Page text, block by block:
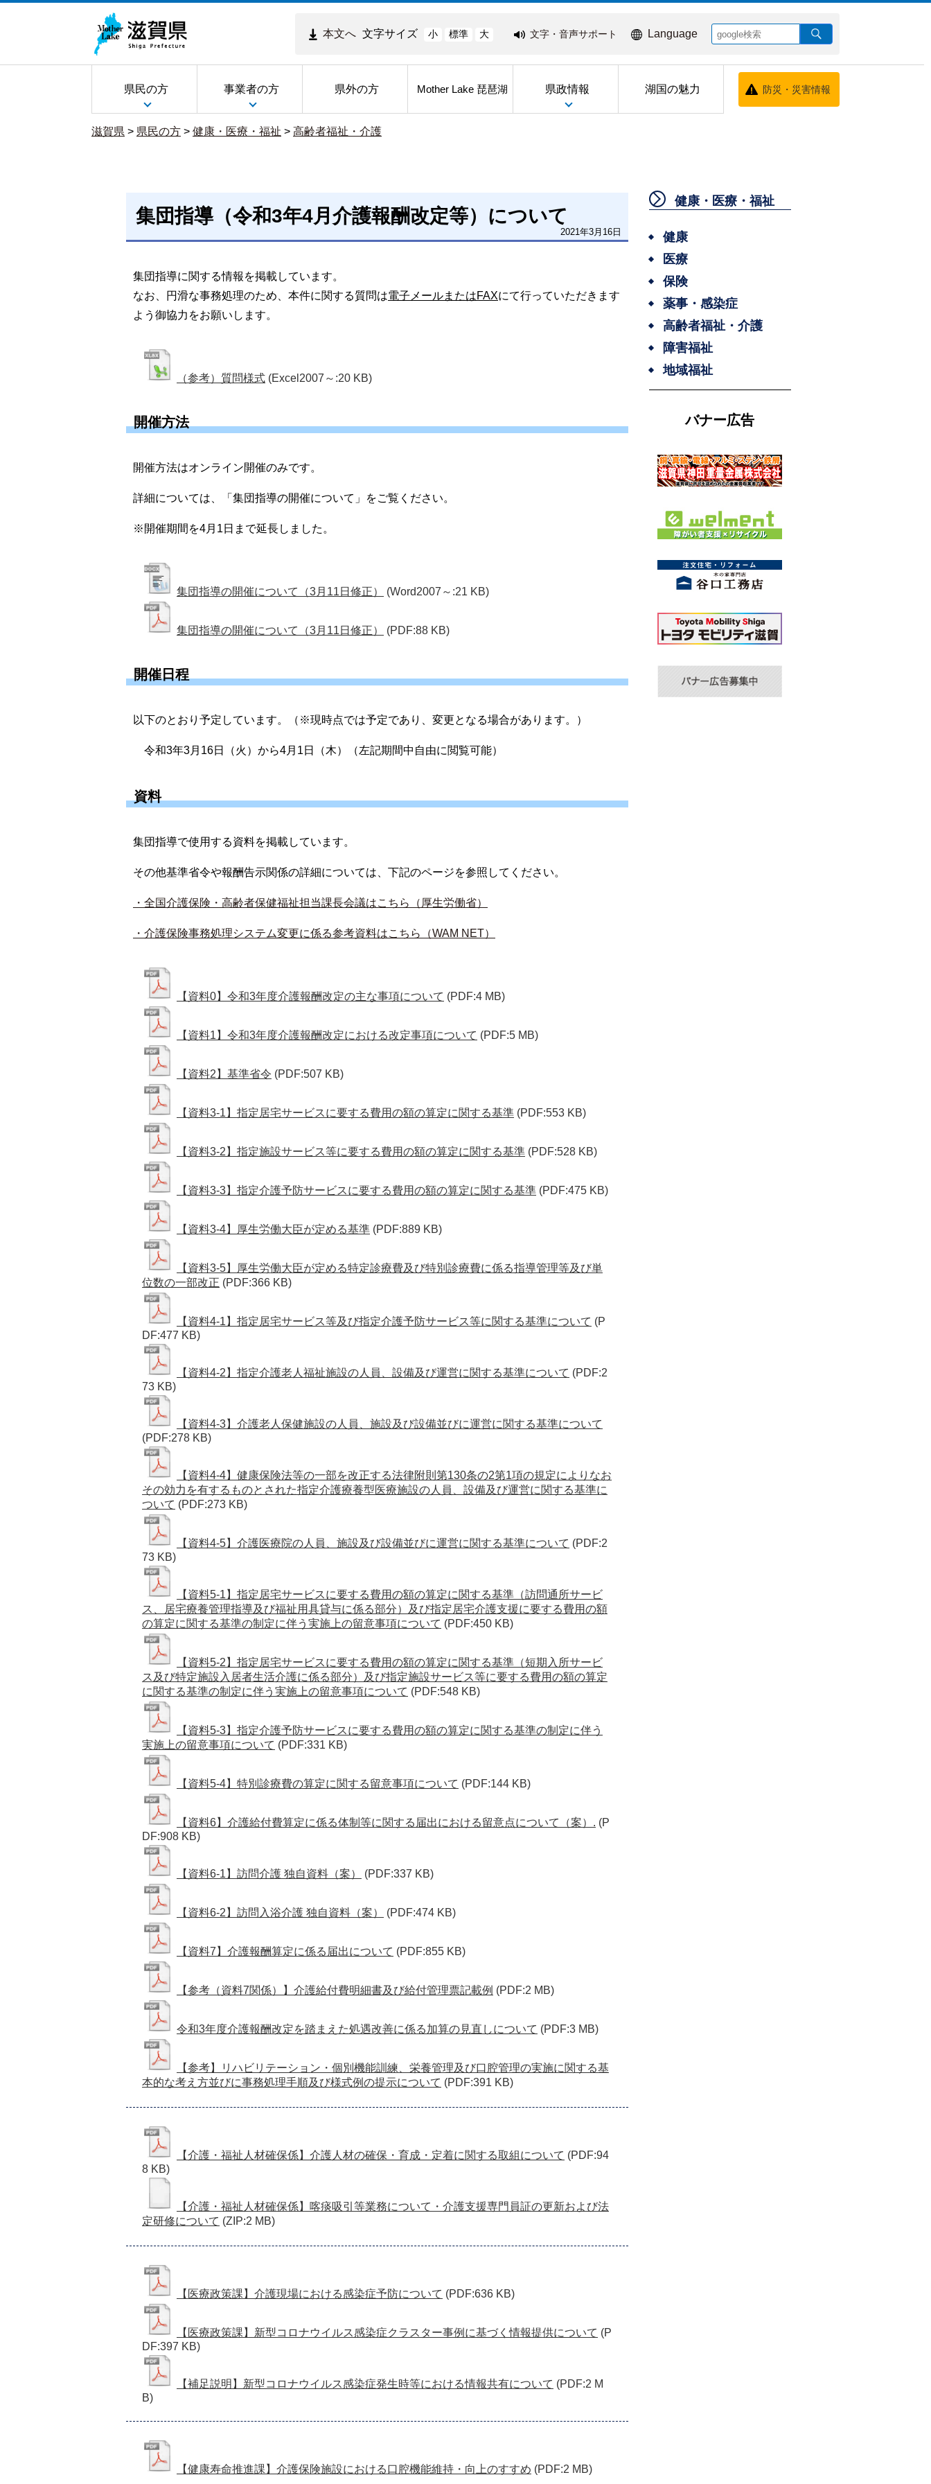
本文へ 文字サイズ 小 標準 大 文字・音声サポート Language
県民の方 事業者の方 県外の方 Mother Lake 琵琶湖 県政情報 湖国の魅力 防災・災害情報
滋賀県 > 県民の方 > 健康・医療・福祉 > 高齢者福祉・介護
集団指導（令和3年4月介護報酬改定等）について
2021年3月16日
集団指導に関する情報を掲載しています。
なお、円滑な事務処理のため、本件に関する質問は電子メールまたはFAXにて行っていただきます
よう御協力をお願いします。
（参考）質問様式 (Excel2007～:20 KB)
開催方法
開催方法はオンライン開催のみです。
詳細については、「集団指導の開催について」をご覧ください。
※開催期間を4月1日まで延長しました。
集団指導の開催について（3月11日修正） (Word2007～:21 KB)
集団指導の開催について（3月11日修正） (PDF:88 KB)
開催日程
以下のとおり予定しています。（※現時点では予定であり、変更となる場合があります。）
令和3年3月16日（火）から4月1日（木）（左記期間中自由に閲覧可能）
資料
集団指導で使用する資料を掲載しています。
その他基準省令や報酬告示関係の詳細については、下記のページを参照してください。
・全国介護保険・高齢者保健福祉担当課長会議はこちら（厚生労働省）
・介護保険事務処理システム変更に係る参考資料はこちら（WAM NET）
【資料0】令和3年度介護報酬改定の主な事項について (PDF:4 MB)
【資料1】令和3年度介護報酬改定における改定事項について (PDF:5 MB)
【資料2】基準省令 (PDF:507 KB)
【資料3-1】指定居宅サービスに要する費用の額の算定に関する基準 (PDF:553 KB)
【資料3-2】指定施設サービス等に要する費用の額の算定に関する基準 (PDF:528 KB)
【資料3-3】指定介護予防サービスに要する費用の額の算定に関する基準 (PDF:475 KB)
【資料3-4】厚生労働大臣が定める基準 (PDF:889 KB)
【資料3-5】厚生労働大臣が定める特定診療費及び特別診療費に係る指導管理等及び単
位数の一部改正 (PDF:366 KB)
【資料4-1】指定居宅サービス等及び指定介護予防サービス等に関する基準について (P
DF:477 KB)
【資料4-2】指定介護老人福祉施設の人員、設備及び運営に関する基準について (PDF:2
73 KB)
【資料4-3】介護老人保健施設の人員、施設及び設備並びに運営に関する基準について
(PDF:278 KB)
【資料4-4】健康保険法等の一部を改正する法律附則第130条の2第1項の規定によりなお
その効力を有するものとされた指定介護療養型医療施設の人員、設備及び運営に関する基準に
ついて (PDF:273 KB)
【資料4-5】介護医療院の人員、施設及び設備並びに運営に関する基準について (PDF:2
73 KB)
【資料5-1】指定居宅サービスに要する費用の額の算定に関する基準（訪問通所サービ
ス、居宅療養管理指導及び福祉用具貸与に係る部分）及び指定居宅介護支援に要する費用の額
の算定に関する基準の制定に伴う実施上の留意事項について (PDF:450 KB)
【資料5-2】指定居宅サービスに要する費用の額の算定に関する基準（短期入所サービ
ス及び特定施設入居者生活介護に係る部分）及び指定施設サービス等に要する費用の額の算定
に関する基準の制定に伴う実施上の留意事項について (PDF:548 KB)
【資料5-3】指定介護予防サービスに要する費用の額の算定に関する基準の制定に伴う
実施上の留意事項について (PDF:331 KB)
【資料5-4】特別診療費の算定に関する留意事項について (PDF:144 KB)
【資料6】介護給付費算定に係る体制等に関する届出における留意点について（案）. (P
DF:908 KB)
【資料6-1】訪問介護 独自資料（案） (PDF:337 KB)
【資料6-2】訪問入浴介護 独自資料（案） (PDF:474 KB)
【資料7】介護報酬算定に係る届出について (PDF:855 KB)
【参考（資料7関係）】介護給付費明細書及び給付管理票記載例 (PDF:2 MB)
令和3年度介護報酬改定を踏まえた処遇改善に係る加算の見直しについて (PDF:3 MB)
【参考】リハビリテーション・個別機能訓練、栄養管理及び口腔管理の実施に関する基
本的な考え方並びに事務処理手順及び様式例の提示について (PDF:391 KB)
【介護・福祉人材確保係】介護人材の確保・育成・定着に関する取組について (PDF:94
8 KB)
【介護・福祉人材確保係】喀痰吸引等業務について・介護支援専門員証の更新および法
定研修について (ZIP:2 MB)
【医療政策課】介護現場における感染症予防について (PDF:636 KB)
【医療政策課】新型コロナウイルス感染症クラスター事例に基づく情報提供について (P
DF:397 KB)
【補足説明】新型コロナウイルス感染症発生時等における情報共有について (PDF:2 M
B)
【健康寿命推進課】介護保険施設における口腔機能維持・向上のすすめ (PDF:2 MB)
健康・医療・福祉
健康
医療
保険
薬事・感染症
高齢者福祉・介護
障害福祉
地域福祉
バナー広告